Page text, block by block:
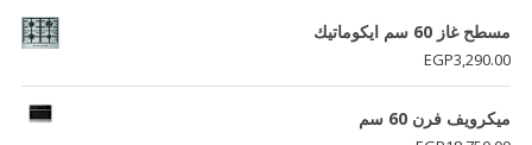
مسطح غاز 60 سم ايكوماتيك
EGP3,290.00
ميكرويف فرن 60 سم